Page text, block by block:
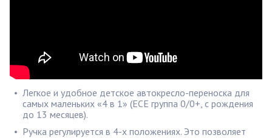
Легкое и удобное детское автокресло-переноска для
самых маленьких «4 в 1» (ECE группа 0/0+, с рождения
до 13 месяцев).
Ручка регулируется в 4-х положениях. Это позволяет